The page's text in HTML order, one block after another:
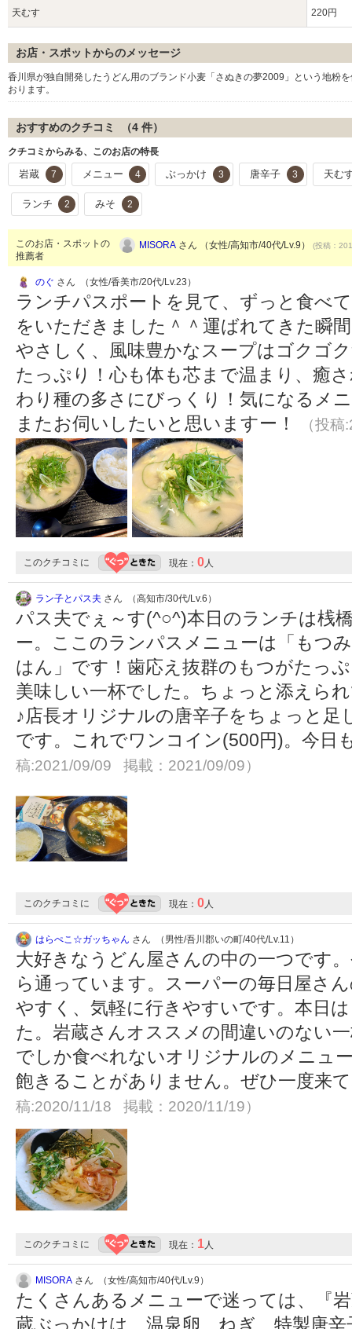
天むす 220円
お店・スポットからのメッセージ
香川県が独自開発したうどん用のブランド小麦「さぬきの夢2009」という地粉
おります。
おすすめのクチコミ （4 件）
クチコミからみる、このお店の特長
岩蔵 7 メニュー 4 ぶっかけ 3 唐辛子 3 天む
ランチ 2 みそ 2
このお店・スポットの
推薦者
MISORA さん （女性/高知市/40代/Lv.9） (投稿：
のぐ さん （女性/香美市/20代/Lv.23）
ランチパスポートを見て、ずっと食べ
をいただきました＾＾運ばれてきた瞬
やさしく、風味豊かなスープはゴクゴ
たっぷり！心も体も芯まで温まり、癒
わり種の多さにびっくり！気になるメ
またお伺いしたいと思いますー！
（投
このクチコミに 現在： 0人
ラン子とパス夫 さん （高知市/30代/Lv.6）
パス夫でぇ～す(^○^)本日のランチは桟
ー。ここのランパスメニューは「もつ
はん」です！歯応え抜群のもつがたっ
美味しい一杯でした。ちょっと添えら
♪店長オリジナルの唐辛子をちょっと
です。これでワンコイン(500円)。今日
稿:2021/09/09 掲載：2021/09/09）
このクチコミに 現在： 0人
はらぺこ☆ガッちゃん さん （男性/吾川郡いの町/40代/Lv.11）
大好きなうどん屋さんの中の一つです
ら通っています。スーパーの毎日屋さ
やすく、気軽に行きやすいです。本日
た。岩蔵さんオススメの間違いのない
でしか食べれないオリジナルのメニュ
飽きることがありません。ぜひ一度来
稿:2020/11/18 掲載：2020/11/19）
このクチコミに 現在： 1人
MISORA さん （女性/高知市/40代/Lv.9）
たくさんあるメニューで迷っては、『
蔵ぶっかけは、温泉卵、ねぎ、特製唐